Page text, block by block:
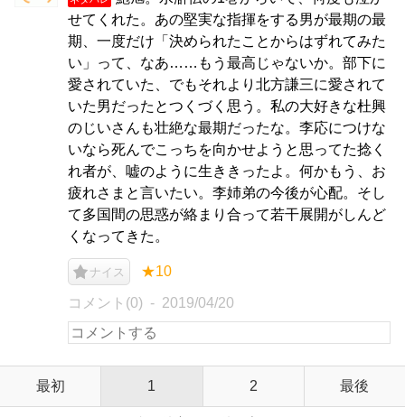
せてくれた。あの堅実な指揮をする男が最期の最
期、一度だけ「決められたことからはずれてみた
い」って、なあ……もう最高じゃないか。部下に
愛されていた、でもそれより北方謙三に愛されて
いた男だったとつくづく思う。私の大好きな杜興
のじいさんも壮絶な最期だったな。李応につけな
いなら死んでこっちを向かせようと思ってた捻く
れ者が、嘘のように生ききったよ。何かもう、お
疲れさまと言いたい。李姉弟の今後が心配。そし
て多国間の思惑が絡まり合って若干展開がしんど
くなってきた。
ナイス ★10
コメント(0) 2019/04/20
最初 1 2 最後